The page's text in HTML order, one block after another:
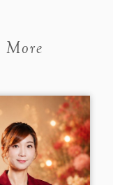
More